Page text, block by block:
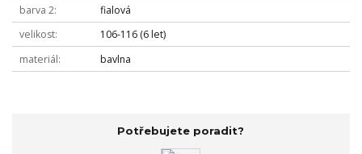
barva 2
fialová
velikost
106-116 (6 let)
materiál
bavlna
Potřebujete poradit?